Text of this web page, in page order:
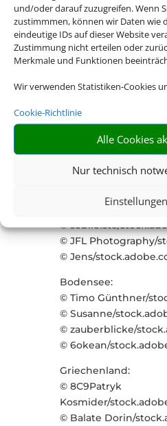
und/oder darauf zuzugreifen. Wenn
zustimmmen, können wir Daten wie
eindeutige IDs auf dieser Website
Zustimmung nicht erteilen oder
Merkmale und Funktionen
Wir verwenden Statistiken-Cookies
Cookie-Richtlinie
Alle Cookies
Nur technisch
© Mapics/
Cluburlaub:
© DisobeyArt/
© Silke Koch/
© Shambhala/
© Benno Hoff/
© sebileiste/
© JFL Photography/
© Jens/
Bodensee:
© Timo Günthner/
© Susanne/
© zauberblicke/
© 6okean/
Griechenland:
© 8C9Patryk
Kosmider/
© Balate Dorin/